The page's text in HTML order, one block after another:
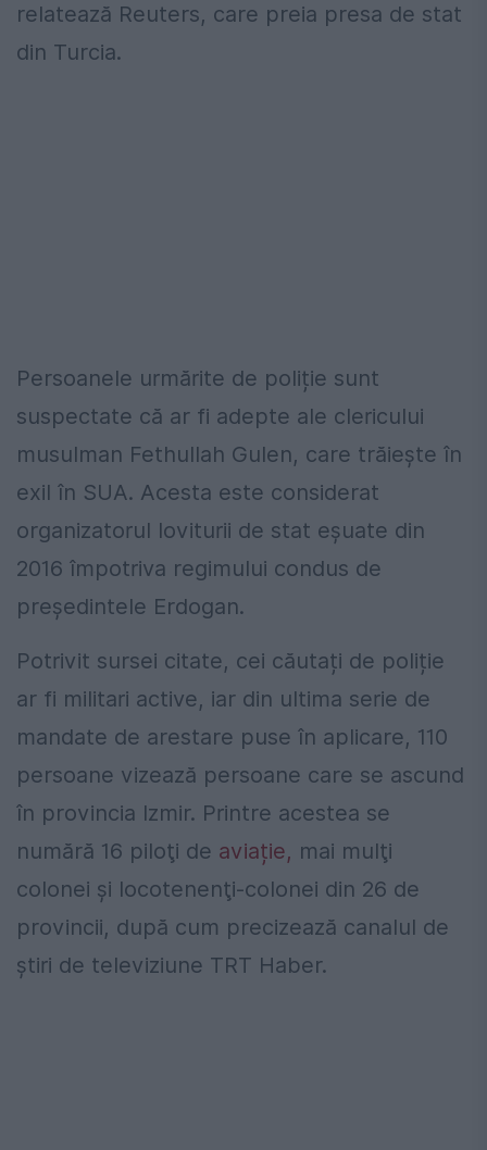
relatează Reuters, care preia presa de stat
din Turcia.
Persoanele urmărite de poliție sunt
suspectate că ar fi adepte ale clericului
musulman Fethullah Gulen, care trăieşte în
exil în SUA. Acesta este considerat
organizatorul loviturii de stat eşuate din
2016 împotriva regimului condus de
președintele Erdogan.
Potrivit sursei citate, cei căutați de poliție
ar fi militari active, iar din ultima serie de
mandate de arestare puse în aplicare, 110
persoane vizează persoane care se ascund
în provincia Izmir. Printre acestea se
numără 16 piloţi de aviație, mai mulţi
colonei şi locotenenţi-colonei din 26 de
provincii, după cum precizează canalul de
ştiri de televiziune TRT Haber.